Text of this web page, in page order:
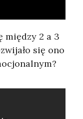
między 2 a 3
się ono